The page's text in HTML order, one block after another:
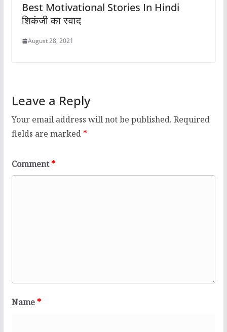
Best Motivational Stories In Hindi
शिकंजी का स्वाद
August 28, 2021
Leave a Reply
Your email address will not be published. Required
fields are marked *
Comment*
Name*